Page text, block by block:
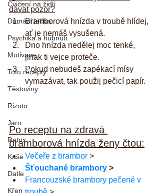
Cvičení na židli
Domácí léčba
Psychika a hubnutí
Motivace
Tofu recepty
Těstoviny
Rizoto
Jaro
Detox
Kaše
Datle
Křen
dávat pozor?
Bramborová hnízda v troubě hlídej,
ať je nemáš vysušená.
Dno hnízda nedělej moc tenké,
jinak ti vejce proteče.
Pokud nebudeš zapékací mísy
vymazávat, tak použij pečicí papír.
Po receptu na zdravá
bramborová hnízda ženy čtou:
Večeře z brambor >
Šťouchané brambory >
Francouzské brambory pečené v